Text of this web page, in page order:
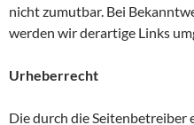
nicht zumutbar. Bei
werden wir derartige Links
Urheberrecht
Die durch die